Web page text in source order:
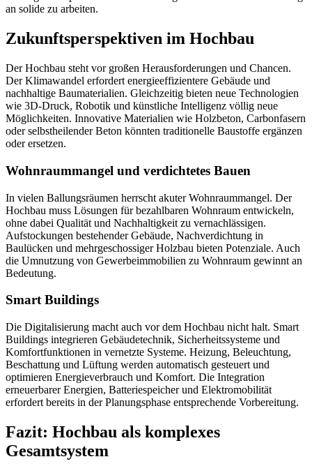
an solide zu arbeiten.
Zukunftsperspektiven im Hochbau
Der Hochbau steht vor großen Herausforderungen und Chancen.
Der Klimawandel erfordert energieeffizientere Gebäude und
nachhaltige Baumaterialien. Gleichzeitig bieten neue Technologien
wie 3D-Druck, Robotik und künstliche Intelligenz völlig neue
Möglichkeiten. Innovative Materialien wie Holzbeton, Carbonfasern
oder selbstheilender Beton könnten traditionelle Baustoffe ergänzen
oder ersetzen.
Wohnraummangel und verdichtetes Bauen
In vielen Ballungsräumen herrscht akuter Wohnraummangel. Der
Hochbau muss Lösungen für bezahlbaren Wohnraum entwickeln,
ohne dabei Qualität und Nachhaltigkeit zu vernachlässigen.
Aufstockungen bestehender Gebäude, Nachverdichtung in
Baulücken und mehrgeschossiger Holzbau bieten Potenziale. Auch
die Umnutzung von Gewerbeimmobilien zu Wohnraum gewinnt an
Bedeutung.
Smart Buildings
Die Digitalisierung macht auch vor dem Hochbau nicht halt. Smart
Buildings integrieren Gebäudetechnik, Sicherheitssysteme und
Komfortfunktionen in vernetzte Systeme. Heizung, Beleuchtung,
Beschattung und Lüftung werden automatisch gesteuert und
optimieren Energieverbrauch und Komfort. Die Integration
erneuerbarer Energien, Batteriespeicher und Elektromobilität
erfordert bereits in der Planungsphase entsprechende Vorbereitung.
Fazit: Hochbau als komplexes
Gesamtsystem